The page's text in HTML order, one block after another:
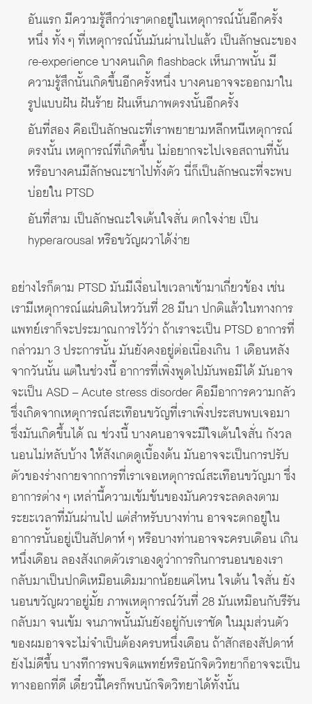
อันแรก มีความรู้สึกว่าเราตกอยู่ในเหตุการณ์นั้นอีกครั้ง
หนึ่ง ทั้ง ๆ ที่เหตุการณ์นั้นมันผ่านไปแล้ว เป็นลักษณะของ
re-experience บางคนเกิด flashback เห็นภาพนั้น มี
ความรู้สึกนั้นเกิดขึ้นอีกครั้งหนึ่ง บางคนอาจจะออกมาใน
รูปแบบฝัน ฝันร้าย ฝันเห็นภาพตรงนั้นอีกครั้ง
อันที่สอง คือเป็นลักษณะที่เราพยายามหลีกหนีเหตุการณ์
ตรงนั้น เหตุการณ์ที่เกิดขึ้น ไม่อยากจะไปเจอสถานที่นั้น
หรือบางคนมีลักษณะชาไปทั้งตัว นี่ก็เป็นลักษณะที่จะพบ
บ่อยใน PTSD
อันที่สาม เป็นลักษณะใจเต้นใจสั่น ตกใจง่าย เป็น
hyperarousal หรือขวัญผวาได้ง่าย
อย่างไรก็ตาม PTSD มันมีเงื่อนไขเวลาเข้ามาเกี่ยวข้อง เช่น
เรามีเหตุการณ์แผ่นดินไหววันที่ 28 มีนา ปกติแล้วในทางการ
แพทย์เราก็จะประมาณการไว้ว่า ถ้าเราจะเป็น PTSD อาการที่
กล่าวมา 3 ประการนั้น มันยังคงอยู่ต่อเนื่องเกิน 1 เดือนหลัง
จากวันนั้น แต่ในช่วงนี้ อาการที่เพิ่งพูดไปมันพอมีได้ มันอาจ
จะเป็น ASD – Acute stress disorder คือมีอาการความกลัว
ซึ่งเกิดจากเหตุการณ์สะเทือนขวัญที่เราเพิ่งประสบพบเจอมา
ซึ่งมันเกิดขึ้นได้ ณ ช่วงนี้ บางคนอาจจะมีใจเต้นใจสั่น กังวล
นอนไม่หลับบ้าง ให้สังเกตดูเบื้องต้น มันอาจจะเป็นการปรับ
ตัวของร่างกายจากการที่เราเจอเหตุการณ์สะเทือนขวัญมา ซึ่ง
อาการต่าง ๆ เหล่านี้ความเข้มข้นของมันควรจะลดลงตาม
ระยะเวลาที่มันผ่านไป แต่สำหรับบางท่าน อาจจะตกอยู่ใน
อาการนั้นอยู่เป็นสัปดาห์ ๆ หรือบางท่านอาจจะครบเดือน เกิน
หนึ่งเดือน ลองสังเกตตัวเราเองดูว่าการกินการนอนของเรา
กลับมาเป็นปกติเหมือนเดิมมากน้อยแค่ไหน ใจเต้น ใจสั่น ยัง
นอนขวัญผวาอยู่มั้ย ภาพเหตุการณ์วันที่ 28 มันเหมือนกับรีรัน
กลับมา จนเข้ม จนภาพนั้นมันยังอยู่กับเราชัด ในมุมส่วนตัว
ของผมอาจจะไม่จำเป็นต้องครบหนึ่งเดือน ถ้าสักสองสัปดาห์
ยังไม่ดีขึ้น บางทีการพบจิตแพทย์หรือนักจิตวิทยาก็อาจจะเป็น
ทางออกที่ดี เดี๋ยวนี้ใครก็พบนักจิตวิทยาได้ทั้งนั้น